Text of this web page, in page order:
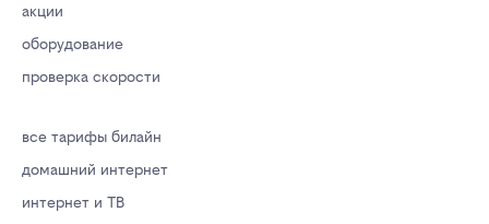
акции
оборудование
проверка скорости
все тарифы билайн
домашний интернет
интернет и ТВ